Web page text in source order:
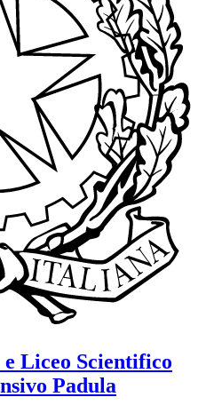
Liceo Scientifico
Padula